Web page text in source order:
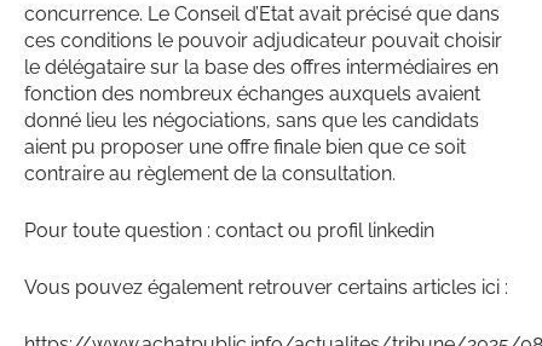
concurrence. Le Conseil d’Etat avait précisé que dans
ces conditions le pouvoir adjudicateur pouvait choisir
le délégataire sur la base des offres intermédiaires en
fonction des nombreux échanges auxquels avaient
donné lieu les négociations, sans que les candidats
aient pu proposer une offre finale bien que ce soit
contraire au règlement de la consultation.
Pour toute question : contact ou profil linkedin
Vous pouvez également retrouver certains articles ici :